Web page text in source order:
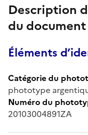
Description
du
Éléments
Catégorie du
phototype
Numéro du
20103004891ZA